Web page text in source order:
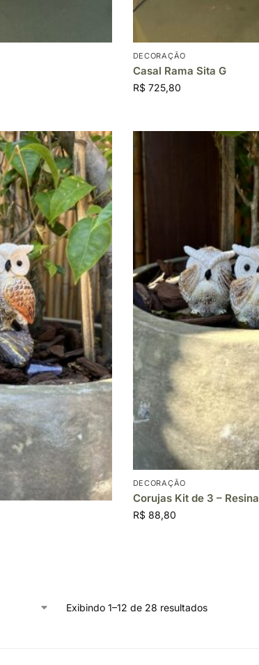
DECORAÇÃO
Casal Rama Sita G
R$725,80
DECORAÇÃO
Corujas Kit de 3 – Resina
R$88,80
Exibindo 1–12 de 28 resultados